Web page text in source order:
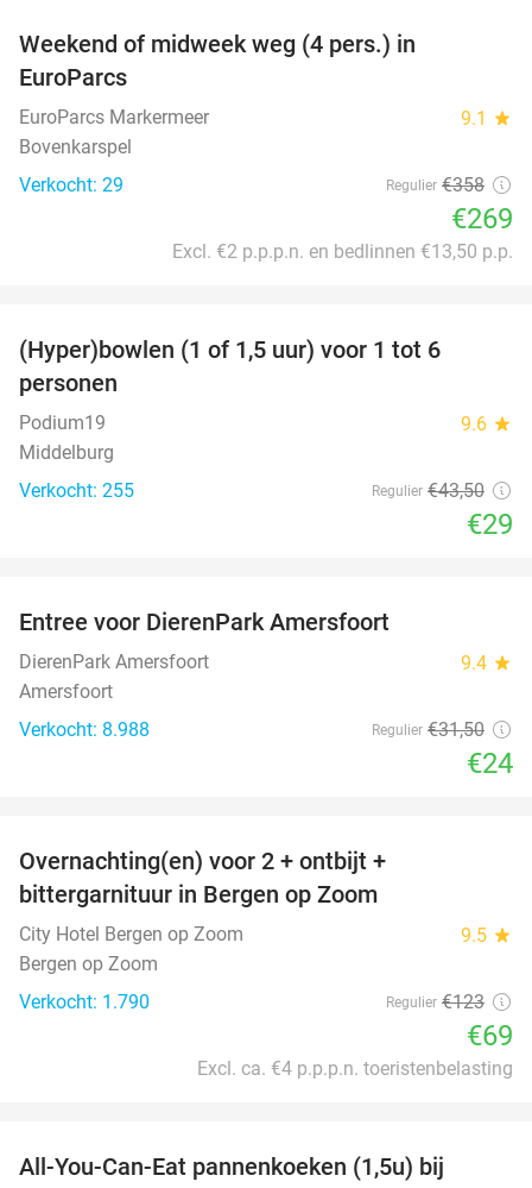
Weekend of midweek weg (4 pers.) in
EuroParcs
EuroParcs Markermeer 9.1 star
Bovenkarspel
Verkocht: 29
Regulier €358
€269
Excl. €2 p.p.p.n. en bedlinnen €13,50 p.p.
(Hyper)bowlen (1 of 1,5 uur) voor 1 tot 6
personen
Podium19 9.6 star
Middelburg
Verkocht: 255
Regulier €43,50
€29
Entree voor DierenPark Amersfoort
DierenPark Amersfoort 9.4 star
Amersfoort
Verkocht: 8.988
Regulier €31,50
€24
Overnachting(en) voor 2 + ontbijt +
bittergarnituur in Bergen op Zoom
City Hotel Bergen op Zoom 9.5 star
Bergen op Zoom
Verkocht: 1.790
Regulier €123
€69
Excl. ca. €4 p.p.p.n. toeristenbelasting
All-You-Can-Eat pannenkoeken (1,5u) bij